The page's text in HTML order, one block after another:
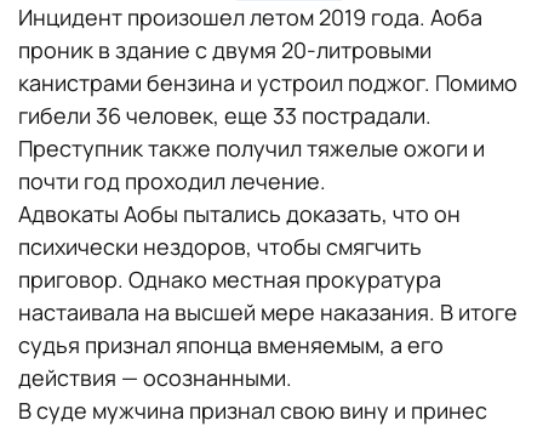
Инцидент произошел летом 2019 года. Аоба
проник в здание с двумя 20-литровыми
канистрами бензина и устроил поджог. Помимо
гибели 36 человек, еще 33 пострадали.
Преступник также получил тяжелые ожоги и
почти год проходил лечение.
Адвокаты Аобы пытались доказать, что он
психически нездоров, чтобы смягчить
приговор. Однако местная прокуратура
настаивала на высшей мере наказания. В итоге
судья признал японца вменяемым, а его
действия — осознанными.
В суде мужчина признал свою вину и принес